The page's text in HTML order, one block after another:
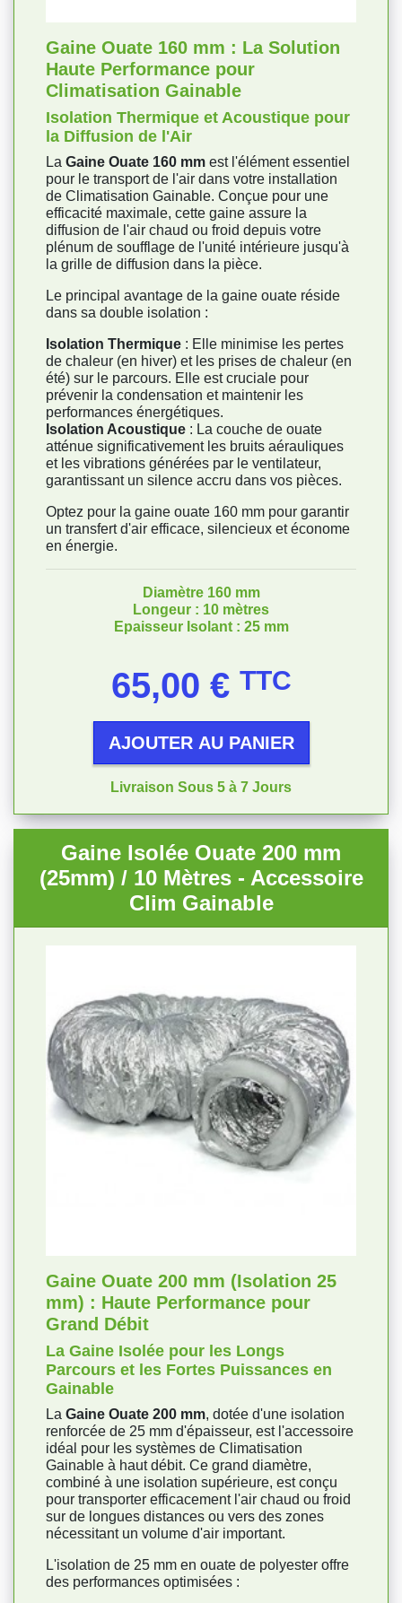
Gaine Ouate 160 mm : La Solution
Haute Performance pour
Climatisation Gainable
Isolation Thermique et Acoustique pour
la Diffusion de l'Air
La Gaine Ouate 160 mm est l'élément essentiel
pour le transport de l'air dans votre installation
de Climatisation Gainable. Conçue pour une
efficacité maximale, cette gaine assure la
diffusion de l'air chaud ou froid depuis votre
plénum de soufflage de l'unité intérieure jusqu'à
la grille de diffusion dans la pièce.
Le principal avantage de la gaine ouate réside
dans sa double isolation :
Isolation Thermique : Elle minimise les pertes
de chaleur (en hiver) et les prises de chaleur (en
été) sur le parcours. Elle est cruciale pour
prévenir la condensation et maintenir les
performances énergétiques.
Isolation Acoustique : La couche de ouate
atténue significativement les bruits aérauliques
et les vibrations générées par le ventilateur,
garantissant un silence accru dans vos pièces.
Optez pour la gaine ouate 160 mm pour garantir
un transfert d'air efficace, silencieux et économe
en énergie.
Diamètre 160 mm
Longeur : 10 mètres
Epaisseur Isolant : 25 mm
65,00 € TTC
AJOUTER AU PANIER
Livraison Sous 5 à 7 Jours
Gaine Isolée Ouate 200 mm
(25mm) / 10 Mètres - Accessoire
Clim Gainable
Gaine Ouate 200 mm (Isolation 25
mm) : Haute Performance pour
Grand Débit
La Gaine Isolée pour les Longs
Parcours et les Fortes Puissances en
Gainable
La Gaine Ouate 200 mm, dotée d'une isolation
renforcée de 25 mm d'épaisseur, est l'accessoire
idéal pour les systèmes de Climatisation
Gainable à haut débit. Ce grand diamètre,
combiné à une isolation supérieure, est conçu
pour transporter efficacement l'air chaud ou froid
sur de longues distances ou vers des zones
nécessitant un volume d'air important.
L'isolation de 25 mm en ouate de polyester offre
des performances optimisées :